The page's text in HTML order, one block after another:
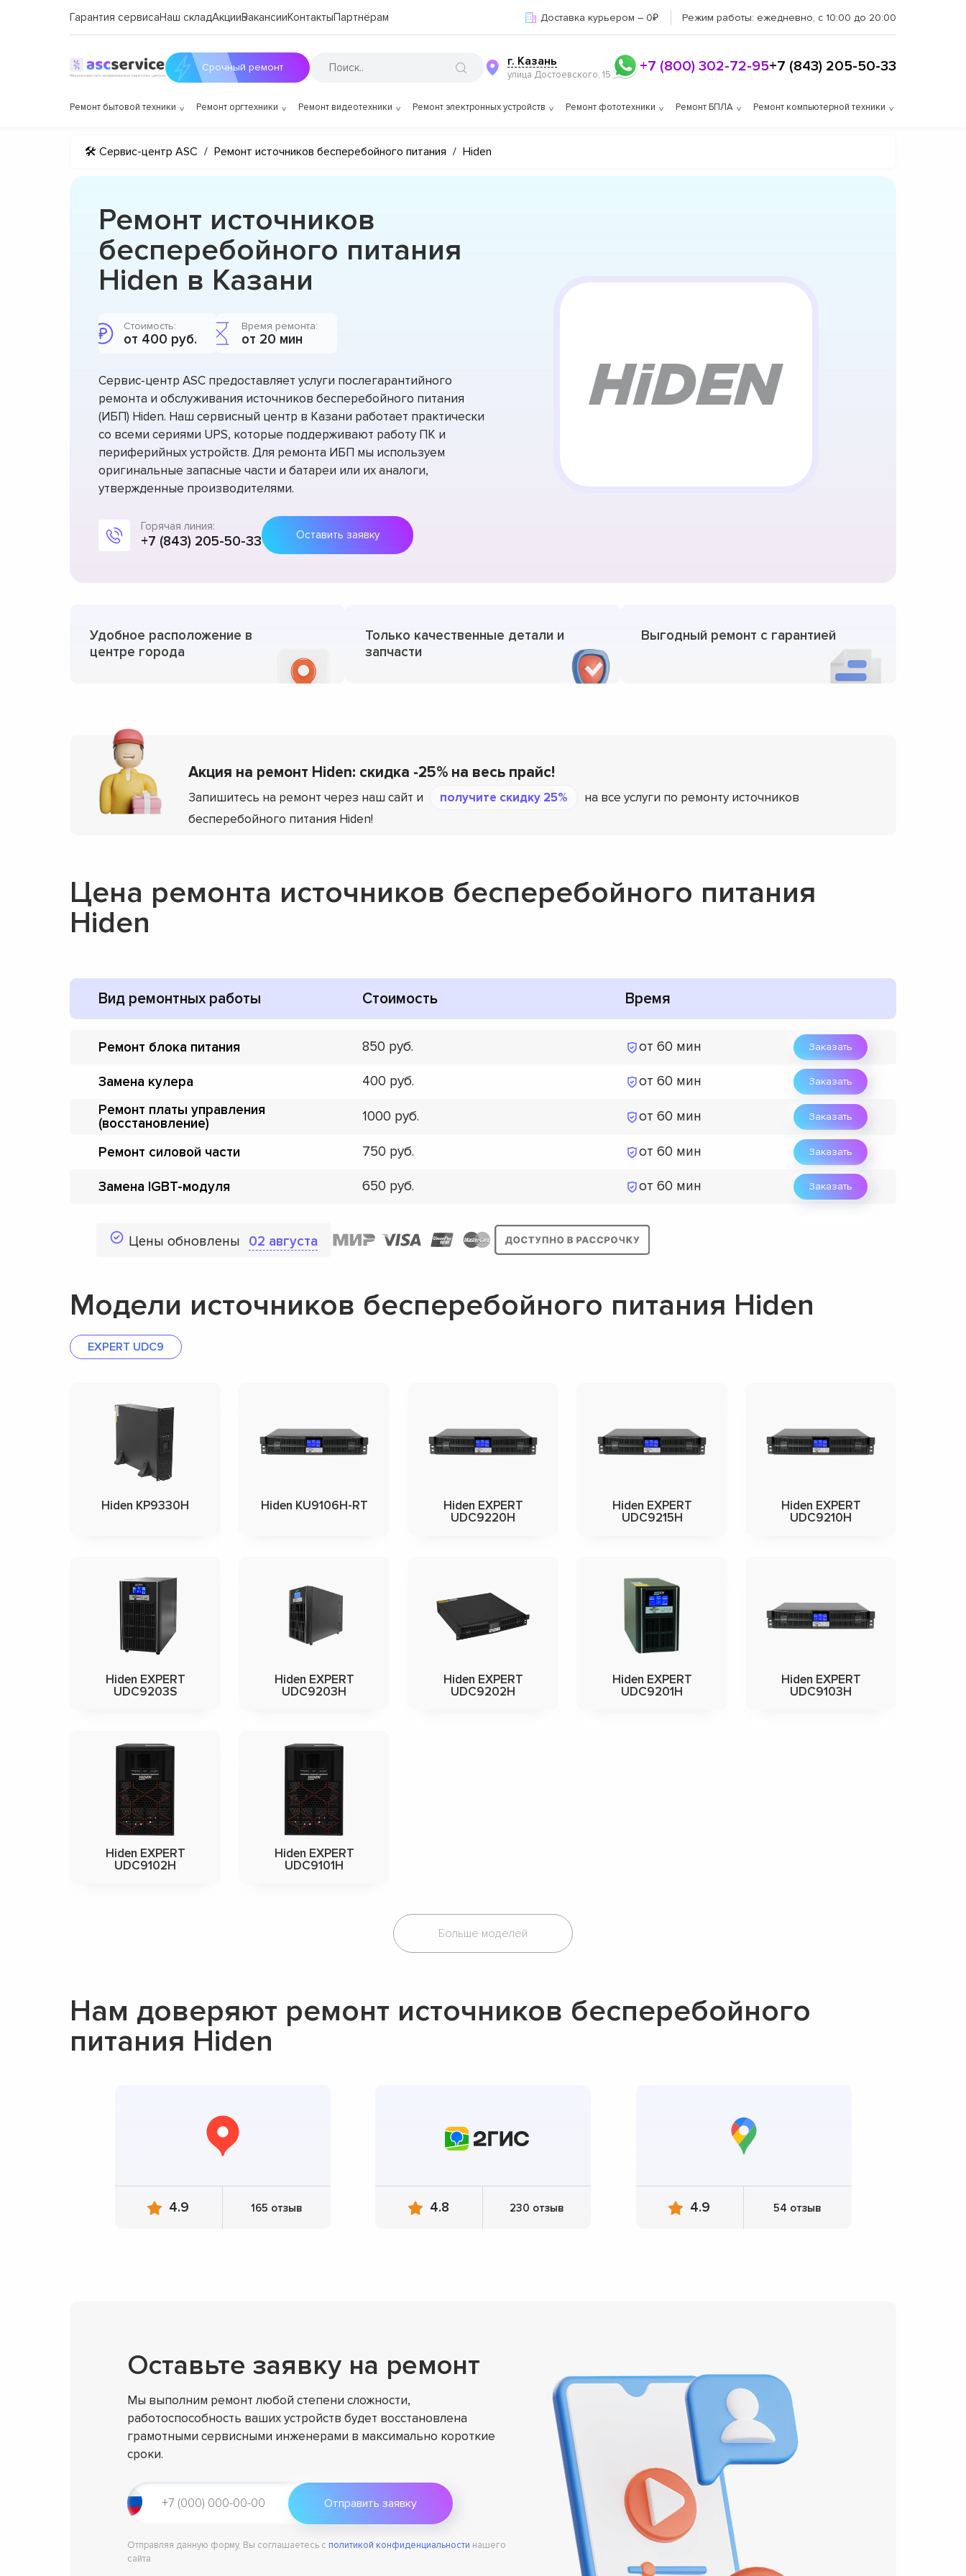
Гарантия сервисаНаш складАкцииВакансииКонтактыПартнёрам Доставка курьером – 0₽ Режим работы: ежедневно, с 10:00 до 20:00
Срочный ремонт г. Казань
улица Достоевского, 15 +7 (800) 302-72-95+7 (843) 205-50-33
Ремонт бытовой техники Ремонт оргтехники Ремонт видеотехники Ремонт электронных устройств Ремонт фототехники Ремонт БПЛА Ремонт компьютерной техники
🛠 Сервис-центр ASC / Ремонт источников бесперебойного питания / Hiden
Ремонт источников
бесперебойного питания
Hiden в Казани
Стоимость:
от 400 руб.
Время ремонта:
от 20 мин
Сервис-центр ASC предоставляет услуги послегарантийного
ремонта и обслуживания источников бесперебойного питания
(ИБП) Hiden. Наш сервисный центр в Казани работает практически
со всеми сериями UPS, которые поддерживают работу ПК и
периферийных устройств. Для ремонта ИБП мы используем
оригинальные запасные части и батареи или их аналоги,
утвержденные производителями.
Горячая линия:
+7 (843) 205-50-33 Оставить заявку
Удобное расположение в
центре города
Только качественные детали и
запчасти
Выгодный ремонт с гарантией
Акция на ремонт Hiden: скидка -25% на весь прайс!
Запишитесь на ремонт через наш сайт и получите скидку 25%
на все услуги по ремонту источников
бесперебойного питания Hiden!
Цена ремонта источников бесперебойного питания
Hiden
Вид ремонтных работы Стоимость Время
Ремонт блока питания 850 от 60 мин Заказать
Замена кулера 400 от 60 мин Заказать
Ремонт платы управления
(восстановление)
1000 от 60 мин Заказать
Ремонт силовой части 750 от 60 мин Заказать
Замена IGBT-модуля 650 от 60 мин Заказать
Цены обновлены 02 августа
Модели источников бесперебойного питания Hiden
EXPERT UDC9
Hiden KP9330H Hiden KU9106H-RT
Hiden EXPERT
UDC9220H
Hiden EXPERT
UDC9215H
Hiden EXPERT
UDC9210H
Hiden EXPERT
UDC9203S
Hiden EXPERT
UDC9203H
Hiden EXPERT
UDC9202H
Hiden EXPERT
UDC9201H
Hiden EXPERT
UDC9103H
Hiden EXPERT
UDC9102H
Hiden EXPERT
UDC9101H
Больше моделей
Нам доверяют ремонт источников бесперебойного
питания Hiden
4.9 165 отзыв 4.8 230 отзыв 4.9 54 отзыв
Оставьте заявку на ремонт
Мы выполним ремонт любой степени сложности,
работоспособность ваших устройств будет восстановлена
грамотными сервисными инженерами в максимально короткие
сроки.
Отправляя данную форму, Вы соглашаетесь с политикой конфиденциальности нашего
сайта